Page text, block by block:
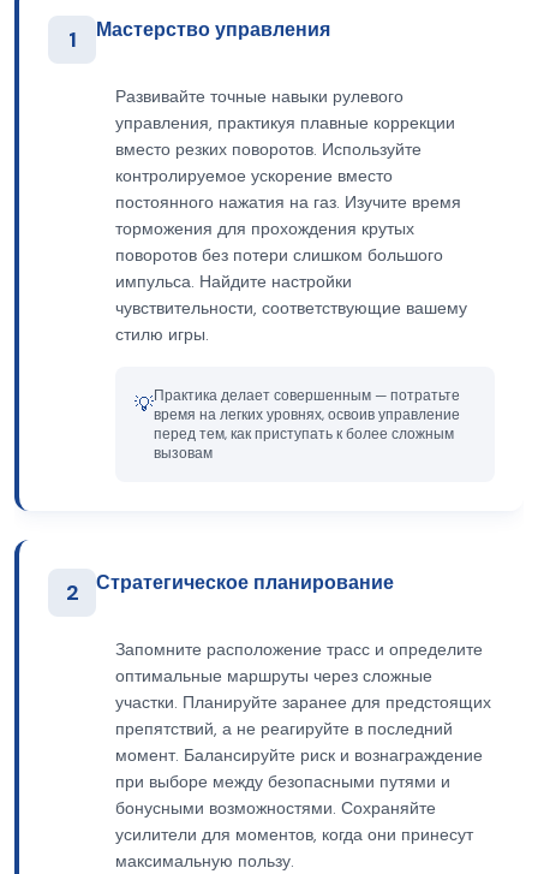
1 Мастерство управления
Развивайте точные навыки рулевого
управления, практикуя плавные коррекции
вместо резких поворотов. Используйте
контролируемое ускорение вместо
постоянного нажатия на газ. Изучите время
торможения для прохождения крутых
поворотов без потери слишком большого
импульса. Найдите настройки
чувствительности, соответствующие вашему
стилю игры.
💡Практика делает совершенным — потратьте
время на легких уровнях, освоив управление
перед тем, как приступать к более сложным
вызовам
2 Стратегическое планирование
Запомните расположение трасс и определите
оптимальные маршруты через сложные
участки. Планируйте заранее для предстоящих
препятствий, а не реагируйте в последний
момент. Балансируйте риск и вознаграждение
при выборе между безопасными путями и
бонусными возможностями. Сохраняйте
усилители для моментов, когда они принесут
максимальную пользу.